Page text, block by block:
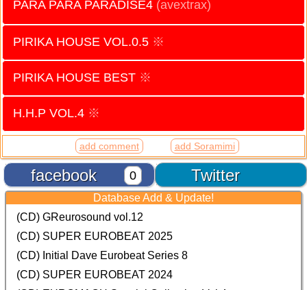
PARA PARA PARADISE4 (avextrax)
PIRIKA HOUSE VOL.0.5 ※
PIRIKA HOUSE BEST ※
H.H.P VOL.4 ※
add comment add Soramimi
Twitter
facebook 0
Database Add & Update!
(CD) GReurosound vol.12
(CD) SUPER EUROBEAT 2025
(CD) Initial Dave Eurobeat Series 8
(CD) SUPER EUROBEAT 2024